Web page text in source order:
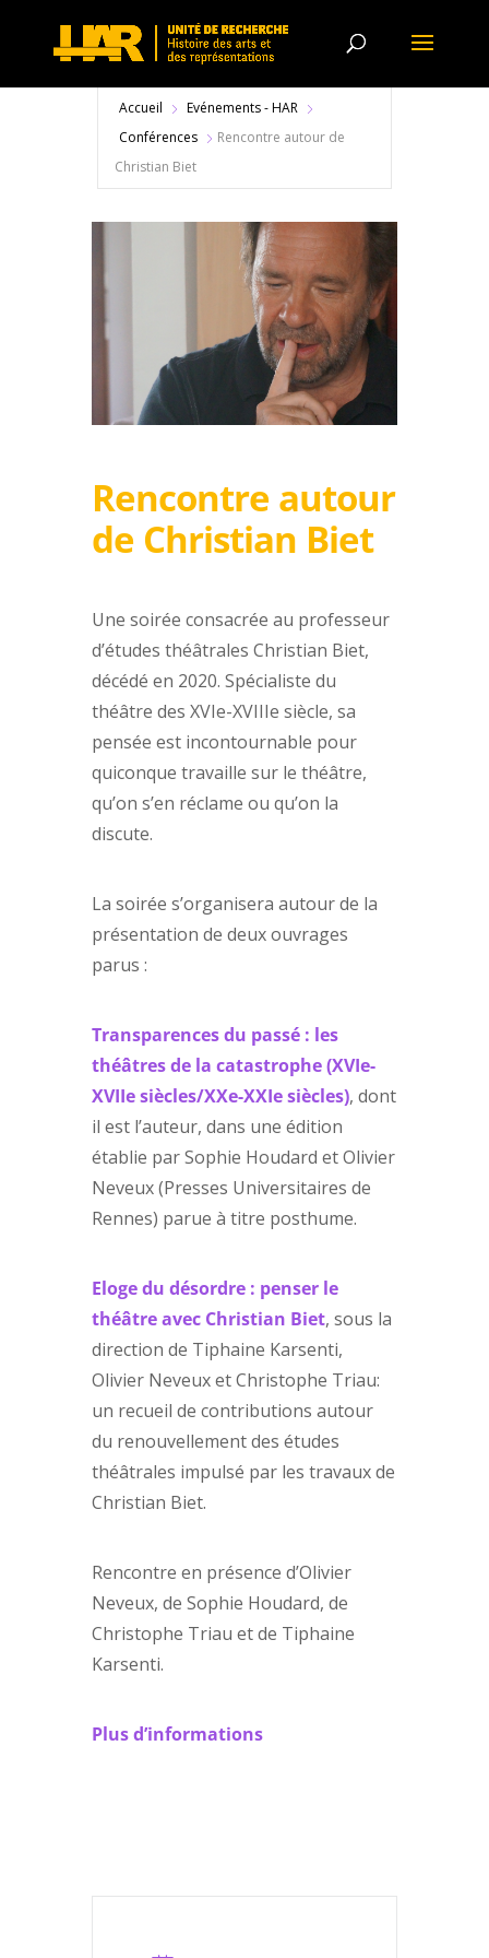
Accueil
Evénements - HAR
Conférences
Rencontre autour de
Christian Biet
Rencontre autour
de Christian Biet
Une soirée consacrée au professeur
d’études théâtrales Christian Biet,
décédé en 2020. Spécialiste du
théâtre des XVIe-XVIIIe siècle, sa
pensée est incontournable pour
quiconque travaille sur le théâtre,
qu’on s’en réclame ou qu’on la
discute.
La soirée s’organisera autour de la
présentation de deux ouvrages
parus :
Transparences du passé : les
théâtres de la catastrophe (XVIe-
XVIIe siècles/XXe-XXIe siècles), dont
il est l’auteur, dans une édition
établie par Sophie Houdard et Olivier
Neveux (Presses Universitaires de
Rennes) parue à titre posthume.
Eloge du désordre : penser le
théâtre avec Christian Biet, sous la
direction de Tiphaine Karsenti,
Olivier Neveux et Christophe Triau:
un recueil de contributions autour
du renouvellement des études
théâtrales impulsé par les travaux de
Christian Biet.
Rencontre en présence d’Olivier
Neveux, de Sophie Houdard, de
Christophe Triau et de Tiphaine
Karsenti.
Plus d’informations